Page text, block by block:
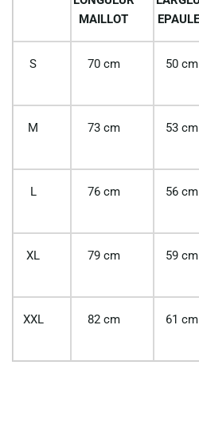
MAILLOT
S 70 cm 50 cm
M 73 cm 53 cm
L 76 cm 56 cm
XL 79 cm 59 cm
XXL 82 cm 61 cm